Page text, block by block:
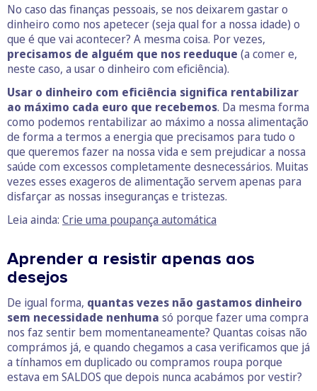
No caso das finanças pessoais, se nos deixarem gastar o
dinheiro como nos apetecer (seja qual for a nossa idade) o
que é que vai acontecer? A mesma coisa. Por vezes,
precisamos de alguém que nos reeduque (a comer e,
neste caso, a usar o dinheiro com eficiência).
Usar o dinheiro com eficiência significa rentabilizar
ao máximo cada euro que recebemos. Da mesma forma
como podemos rentabilizar ao máximo a nossa alimentação
de forma a termos a energia que precisamos para tudo o
que queremos fazer na nossa vida e sem prejudicar a nossa
saúde com excessos completamente desnecessários. Muitas
vezes esses exageros de alimentação servem apenas para
disfarçar as nossas inseguranças e tristezas.
Leia ainda: Crie uma poupança automática
Aprender a resistir apenas aos
desejos
De igual forma, quantas vezes não gastamos dinheiro
sem necessidade nenhuma só porque fazer uma compra
nos faz sentir bem momentaneamente? Quantas coisas não
comprámos já, e quando chegamos a casa verificamos que já
a tínhamos em duplicado ou compramos roupa porque
estava em SALDOS que depois nunca acabámos por vestir?